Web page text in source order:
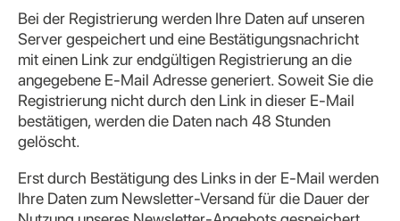
Bei der Registrierung werden Ihre Daten auf unseren
Server gespeichert und eine Bestätigungsnachricht
mit einen Link zur endgültigen Registrierung an die
angegebene E-Mail Adresse generiert. Soweit Sie die
Registrierung nicht durch den Link in dieser E-Mail
bestätigen, werden die Daten nach 48 Stunden
gelöscht.
Erst durch Bestätigung des Links in der E-Mail werden
Ihre Daten zum Newsletter-Versand für die Dauer der